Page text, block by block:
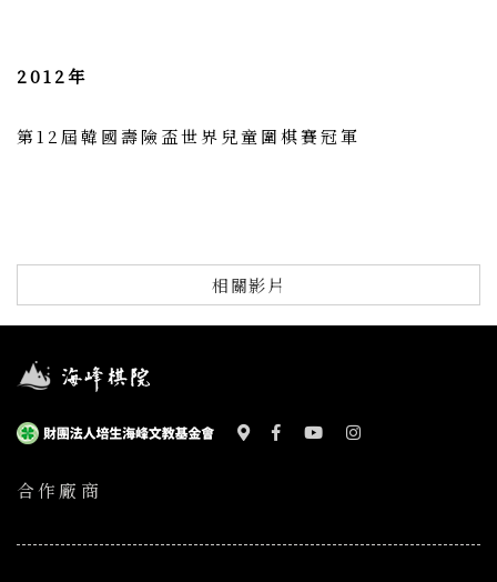
2012年
第12屆韓國壽險盃世界兒童圍棋賽冠軍
相關影片
合作廠商